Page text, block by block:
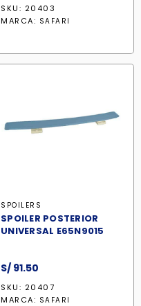
original
SKU: 20403
MARCA: SAFARI
SPOILERS
SPOILER POSTERIOR
UNIVERSAL E65N9015
S/ 91.50
SKU: 20407
MARCA: SAFARI